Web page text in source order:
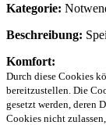
Kategorie:
Beschreibung:
Komfort:
Durch diese Cookies
bereitzustellen. Die
gesetzt werden, deren
Cookies nicht